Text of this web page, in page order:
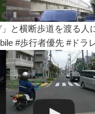
」と横断歩道を渡る人
#歩行者優先 #ドラ